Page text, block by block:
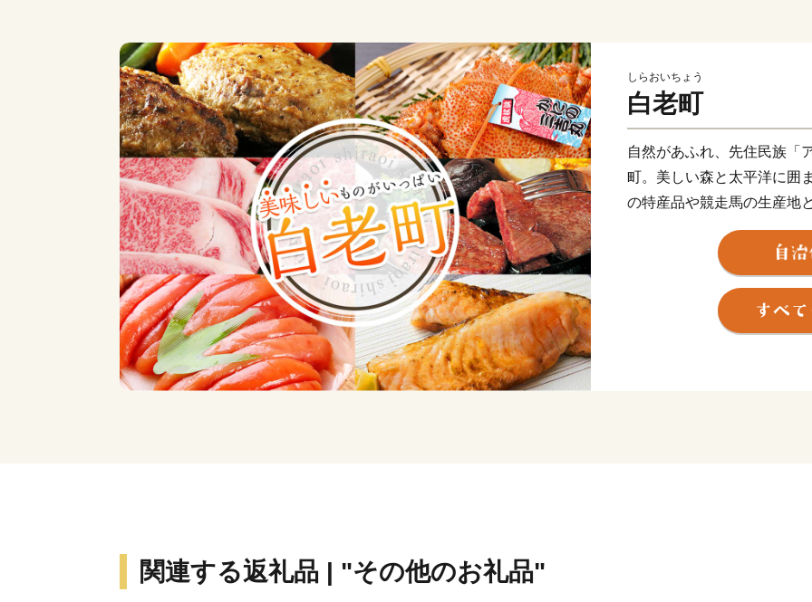
しらおいちょう
白老町
自然があふれ、先住民族「
町。美しい森と太平洋に囲
の特産品や競走馬の生産地
また、2020年には北海道
博物館、国立民族共生公園
文化復興・創造の拠点とし
見どころ満載の白老町へ是
関連する返礼品 | "その他のお礼品"